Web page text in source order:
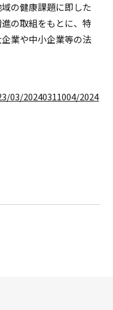
の健康課題に即した
の取組をもとに、特
業や中小企業等の法
20240311004/2024